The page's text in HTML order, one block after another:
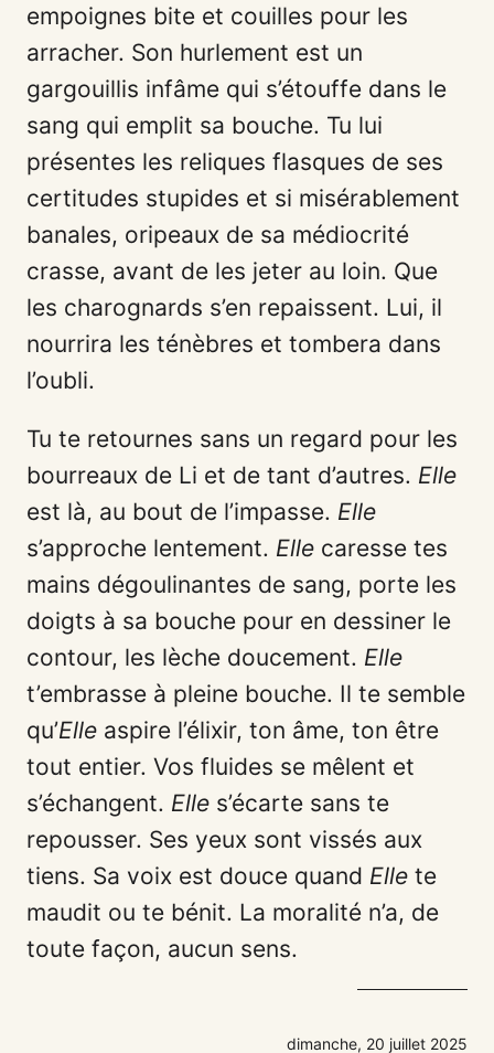
empoignes bite et couilles pour les
arracher. Son hurlement est un
gargouillis infâme qui s’étouffe dans le
sang qui emplit sa bouche. Tu lui
présentes les reliques flasques de ses
certitudes stupides et si misérablement
banales, oripeaux de sa médiocrité
crasse, avant de les jeter au loin. Que
les charognards s’en repaissent. Lui, il
nourrira les ténèbres et tombera dans
l’oubli.
Tu te retournes sans un regard pour les
bourreaux de Li et de tant d’autres. Elle
est là, au bout de l’impasse. Elle
s’approche lentement. Elle caresse tes
mains dégoulinantes de sang, porte les
doigts à sa bouche pour en dessiner le
contour, les lèche doucement. Elle
t’embrasse à pleine bouche. Il te semble
qu’Elle aspire l’élixir, ton âme, ton être
tout entier. Vos fluides se mêlent et
s’échangent. Elle s’écarte sans te
repousser. Ses yeux sont vissés aux
tiens. Sa voix est douce quand Elle te
maudit ou te bénit. La moralité n’a, de
toute façon, aucun sens.
dimanche, 20 juillet 2025